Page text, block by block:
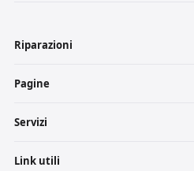
Riparazioni
Pagine
Servizi
Link utili